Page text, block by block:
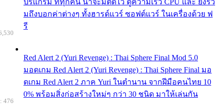
ปรแกรม ที่ทุกคน น่าจะมีติดไว้ ดูความเร็ว CPU และ ยังรว
มถึงบอกค่าต่างๆ ทั้งฮารด์แวร์ ซอฟต์แวร์ ในเครื่องด้วย ฟ
รี
Red Alert 2 (Yuri Revenge) : Thai Sphere Final Mod 5.0
มอดเกม Red Alert 2 (Yuri Revenge) : Thai Sphere Final มอ
ดเกม Red Alert 2 ภาค Yuri ในตำนาน จากฝีมือคนไทย 10
0% พร้อมสิ่งก่อสร้างใหม่ๆ กว่า 30 ชนิด มาให้เล่นกัน
476